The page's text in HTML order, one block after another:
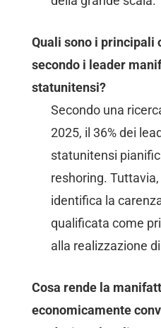
Quali sono i principali
secondo i leader
statunitensi?
Secondo una
2025, il 36% dei
statunitensi
reshoring. Tuttavia,
identifica la
qualificata come
alla realizzazione
Cosa rende la
economicamente